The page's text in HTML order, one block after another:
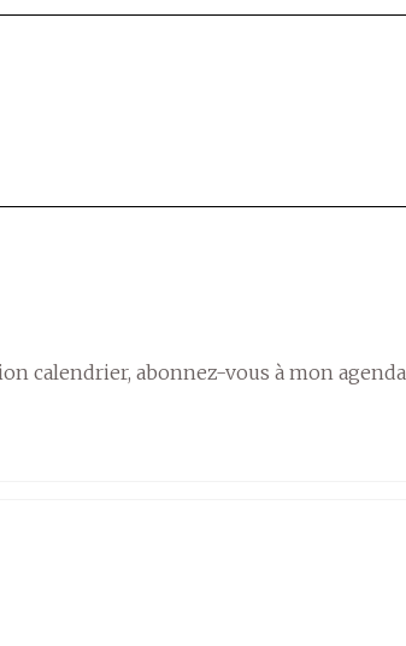
calendrier, abonnez-vous à mon agenda